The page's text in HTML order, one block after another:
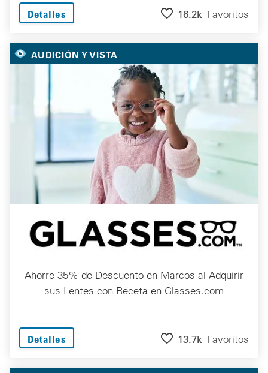
Detalles 16.2k Favoritos
AUDICIÓN Y VISTA
Ahorre 35% de Descuento en Marcos al Adquirir
sus Lentes con Receta en Glasses.com
Detalles 13.7k Favoritos